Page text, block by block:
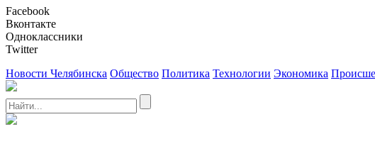
Facebook
Вконтакте
Одноклассники
Twitter
Новости Челябинска Общество Политика Технологии Экономика